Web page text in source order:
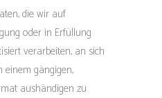
die wir auf
oder in Erfüllung
verarbeiten, an sich
gängigen,
aushändigen zu